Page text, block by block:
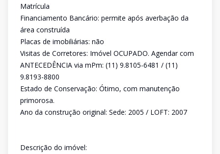
Matrícula
Financiamento Bancário: permite após averbação da
área construída
Placas de imobiliárias: não
Visitas de Corretores: Imóvel OCUPADO. Agendar com
ANTECEDÊNCIA via mPm: (11) 9.8105-6481 / (11)
9.8193-8800
Estado de Conservação: Ótimo, com manutenção
primorosa.
Ano da construção original: Sede: 2005 / LOFT: 2007
Descrição do imóvel: